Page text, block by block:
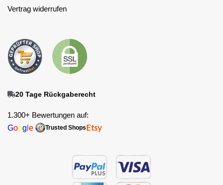
Vertrag widerrufen
20 Tage Rückgaberecht
1.300+ Bewertungen auf:
Goog e Trusted Shops Etsy